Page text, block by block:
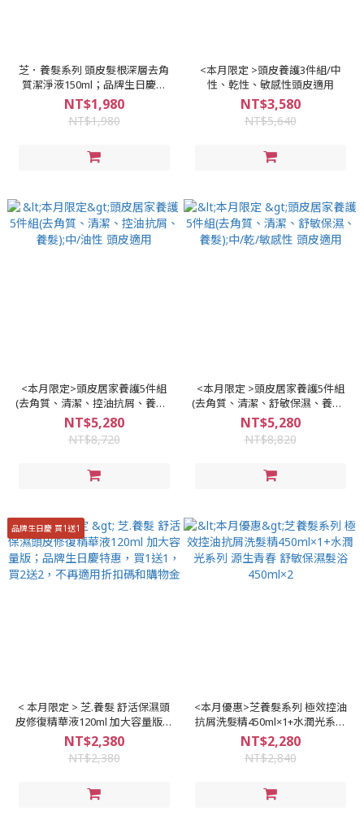
芝．養髮系列 頭皮髮根深層去角
質潔淨液150ml；品牌生日慶特
惠，，買1送1，買2送2，不再適
用折扣碼和購物金
NT$1,980
NT$1,980
<本月限定 >頭皮養護3件組/中
性、乾性、敏感性頭皮適用
NT$3,580
NT$5,640
<本月限定>頭皮居家養護5件組
(去角質、清潔、控油抗屑、養髮);
中/油性 頭皮適用
NT$5,280
NT$8,720
<本月限定 >頭皮居家養護5件組
(去角質、清潔、舒敏保濕、養髮);
中/乾/敏感性 頭皮適用
NT$5,280
NT$8,820
品牌生日慶 買1送1
< 本月限定 > 芝.養髮 舒活保濕頭
皮修復精華液120ml 加大容量版；
品牌生日慶特惠，買1送1，買2送
2，不再適用折扣碼和購物金
NT$2,380
NT$2,380
<本月優惠>芝養髮系列 極效控油
抗屑洗髮精450ml×1+水潤光系列
源生青春 舒敏保濕髮浴450ml×2
NT$2,280
NT$2,840